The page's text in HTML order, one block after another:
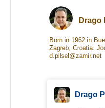
Drago
Born in 1962 in
Zagreb, Croatia.
d.pilsel@zamir.net
Drago